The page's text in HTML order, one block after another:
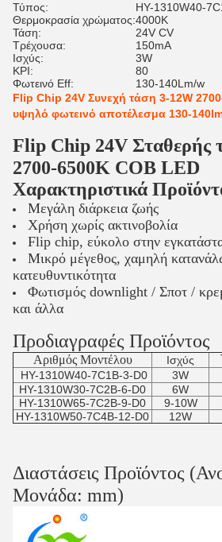
Τύπος:
HY-1310W40-
Θερμοκρασία χρώματος:4000K
Τάση:
24V CV
Τρέχουσα:
150mA
Ισχύς:
3W
ΚΡΙ:
80
Φωτεινό Eff:
130-140Lm/w
Flip Chip 24V Συνεχή τάση 3-12W
υψηλό φωτεινό αποτέλεσμα 130-
Flip Chip 24V Σταθερής
2700-6500K COB LED
Χαρακτηριστικά
Μεγάλη διάρκεια ζωής
Χρήση χωρίς ακτινοβολία
Flip chip, εύκολο στην
Μικρό μέγεθος, χαμηλή
κατευθυντικότητα
Φωτισμός downlight / Σποτ /
και άλλα
Προδιαγραφές Προϊόντος
Αριθμός Μοντέλου Ισχύς
HY-1310W40-7C1B-3-D0 3W
HY-1310W30-7C2B-6-D0 6W
HY-1310W65-7C2B-9-D0
9-10W
HY-1310W50-7C4B-12-D0
12W
Διαστάσεις Προϊόντος
Μονάδα: mm)